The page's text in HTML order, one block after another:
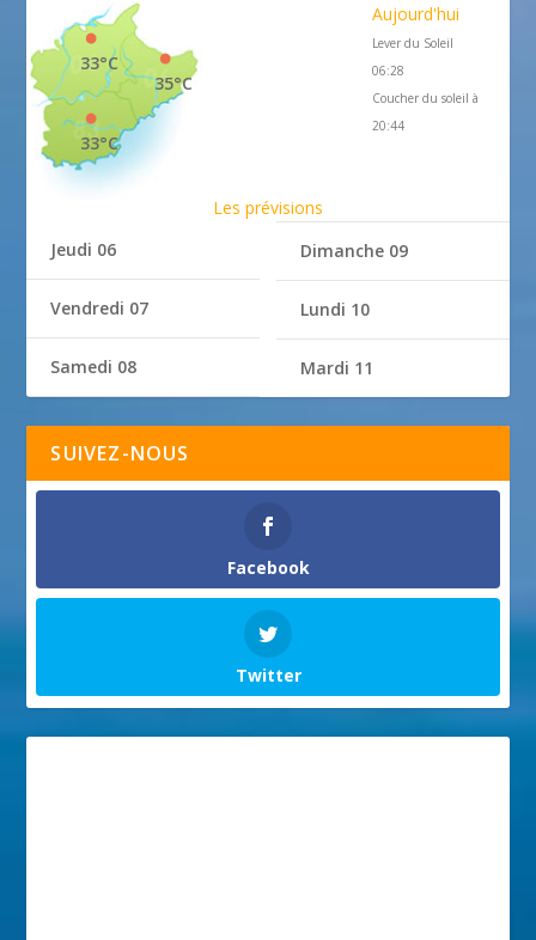
35°C
33°C
33°C
Aujourd'hui
Lever du Soleil
06:28
Coucher du soleil à
20:44
Les prévisions
Jeudi 06
Vendredi 07
Samedi 08
Dimanche 09
Lundi 10
Mardi 11
SUIVEZ-NOUS
Facebook
Twitter